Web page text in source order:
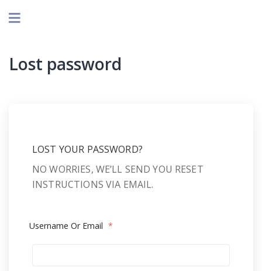
Lost password
LOST YOUR PASSWORD?
NO WORRIES, WE’LL SEND YOU RESET
INSTRUCTIONS VIA EMAIL.
Username Or Email *